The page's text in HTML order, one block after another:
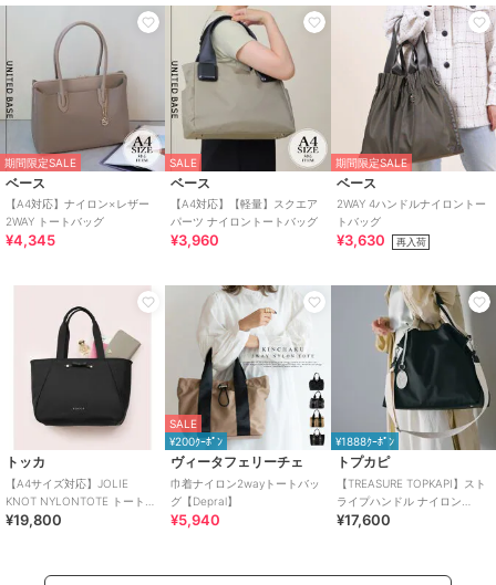
期間限定SALE
ベース
【A4対応】ナイロン×レザー
2WAY トートバッグ
¥4,345
SALE
ベース
【A4対応】【軽量】スクエア
パーツ ナイロントートバッグ
¥3,960
期間限定SALE
ベース
2WAY 4ハンドルナイロントー
トバッグ
¥3,630 再入荷
トッカ
【A4サイズ対応】JOLIE
KNOT NYLONTOTE トートバ
ッグ
¥19,800
SALE
¥200ｸｰﾎﾟﾝ
ヴィータフェリーチェ
巾着ナイロン2wayトートバッ
グ【Depral】
¥5,940
¥1888ｸｰﾎﾟﾝ
トプカピ
【TREASURE TOPKAPI】スト
ライプハンドル ナイロン
2way トートバッグ A4対応
¥17,600